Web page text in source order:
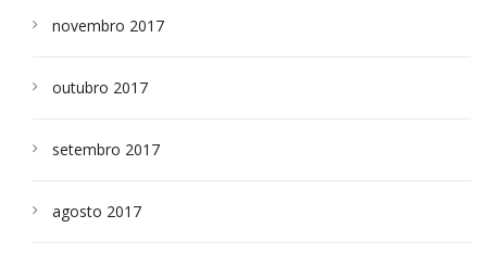
novembro 2017
outubro 2017
setembro 2017
agosto 2017